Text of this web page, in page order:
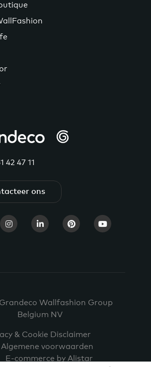
42 47 11
ons
Wallfashion Group
Belgium NV
& Cookie Disclaimer
Algemene voorwaarden
E-commerce by Alistar